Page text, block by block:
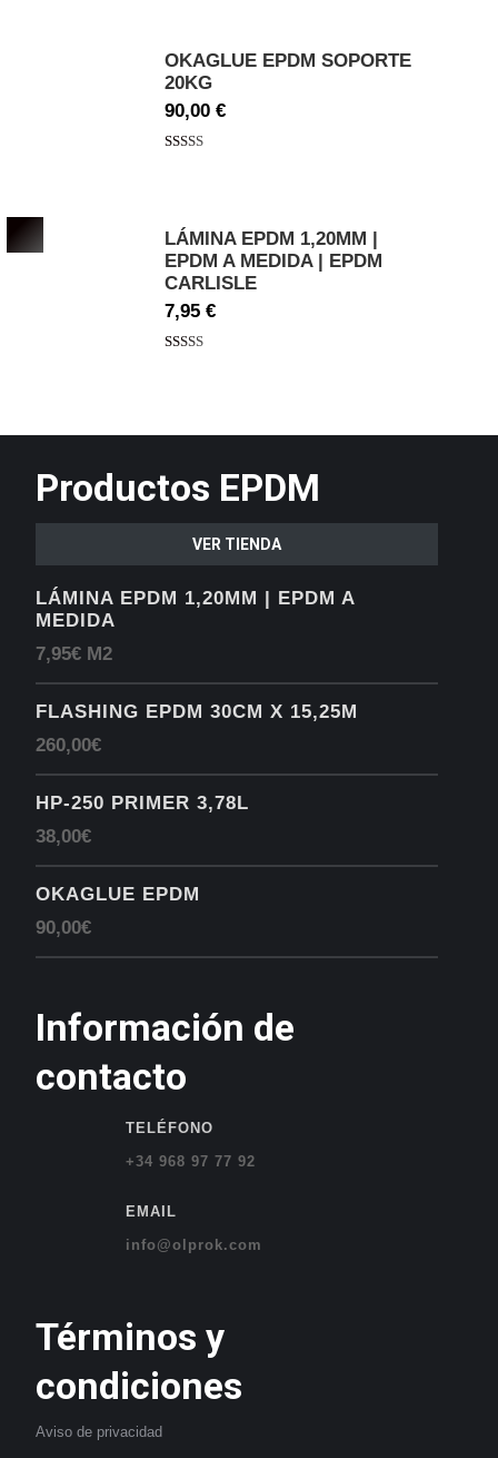
OKAGLUE EPDM SOPORTE
20KG
90,00 €
LÁMINA EPDM 1,20MM |
EPDM A MEDIDA | EPDM
CARLISLE
7,95 €
Productos EPDM
VER TIENDA
LÁMINA EPDM 1,20MM | EPDM A
MEDIDA
7,95€ M2
FLASHING EPDM 30CM X 15,25M
260,00€
HP-250 PRIMER 3,78L
38,00€
OKAGLUE EPDM
90,00€
Información de
contacto
TELÉFONO
+34 968 97 77 92
EMAIL
info@olprok.com
Términos y
condiciones
Aviso de privacidad